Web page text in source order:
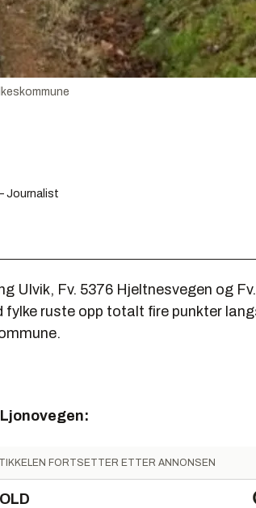
Journalist
Ulvik, Fv. 5376 Hjeltnesvegen og
fylke ruste opp totalt fire punkter
FORTSETTER ETTER ANNONSEN